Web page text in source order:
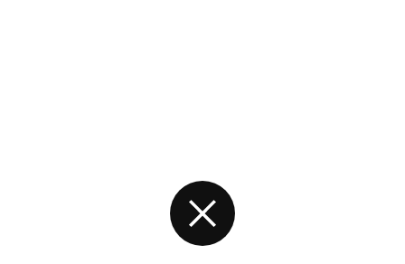
Back to the start page